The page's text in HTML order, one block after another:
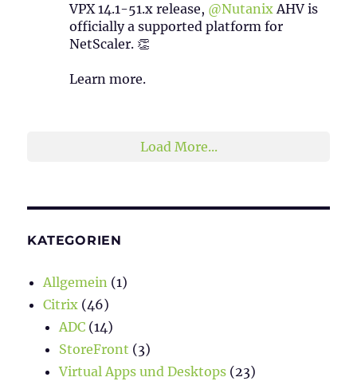
VPX 14.1-51.x release, @NutanixAHV is
officially a supported platform for
NetScaler. 👏
Learn more.
Load More...
KATEGORIEN
Allgemein (1)
Citrix (46)
ADC (14)
StoreFront (3)
Virtual Apps und Desktops (23)